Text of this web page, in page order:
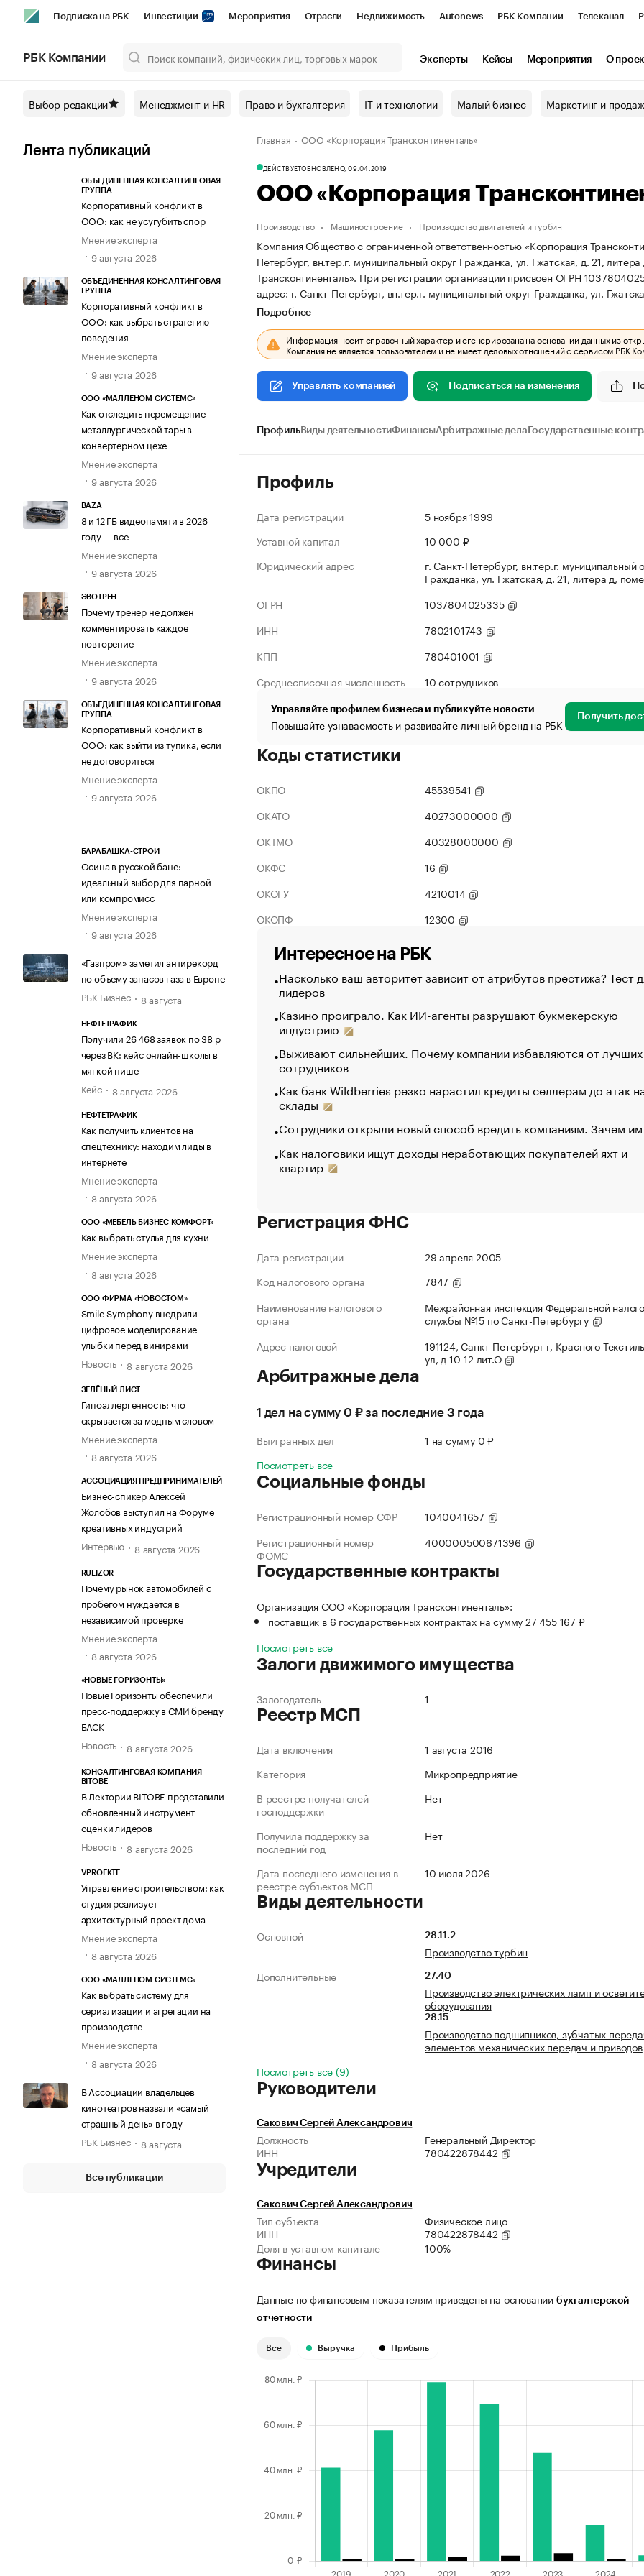
Подписка на РБК Инвестиции Мероприятия Отрасли Недвижимость Autonews РБК Компании Телеканал
Спецпроекты СПб Конференции СПб Спецпроекты Проверка контрагентов
Технологии и медиа Рынок наличной валюты
РБК Компании Эксперты Кейсы Мероприятия О
Выбор редакции Менеджмент и HR Право и бухгалтерия IT и технологии Малый бизнес Маркетинг и
Лента публикаций
ОБЪЕДИНЕННАЯ КОНСАЛТИНГОВАЯ
ГРУППА
Корпоративный конфликт в
ООО: как не усугубить спор
Мнение эксперта
9 августа 2026
ОБЪЕДИНЕННАЯ КОНСАЛТИНГОВАЯ
ГРУППА
Корпоративный конфликт в
ООО: как выбрать стратегию
поведения
Мнение эксперта
9 августа 2026
ООО «МАЛЛЕНОМ СИСТЕМС»
Как отследить перемещение
металлургической тары в
конвертерном цехе
Мнение эксперта
9 августа 2026
BAZA
8 и 12 ГБ видеопамяти в 2026
году — все
Мнение эксперта
9 августа 2026
ЭВОТРЕН
Почему тренер не должен
комментировать каждое
повторение
Мнение эксперта
9 августа 2026
ОБЪЕДИНЕННАЯ КОНСАЛТИНГОВАЯ
ГРУППА
Корпоративный конфликт в
ООО: как выйти из тупика, если
не договориться
Мнение эксперта
9 августа 2026
БАРАБАШКА-СТРОЙ
Осина в русской бане:
идеальный выбор для парной
или компромисс
Мнение эксперта
9 августа 2026
«Газпром» заметил антирекорд
по объему запасов газа в Европе
РБК Бизнес
8 августа
НЕФТЕТРАФИК
Получили 26 468 заявок по 38 р
через ВК: кейс онлайн-школы в
мягкой нише
Кейс
8 августа 2026
НЕФТЕТРАФИК
Как получить клиентов на
спецтехнику: находим лиды в
интернете
Мнение эксперта
8 августа 2026
ООО «МЕБЕЛЬ БИЗНЕС КОМФОРТ»
Как выбрать стулья для кухни
Мнение эксперта
8 августа 2026
ООО ФИРМА «НОВОСТОМ»
Smile Symphony внедрили
цифровое моделирование
улыбки перед винирами
Новость
8 августа 2026
ЗЕЛЁНЫЙ ЛИСТ
Гипоаллергенность: что
скрывается за модным словом
Мнение эксперта
8 августа 2026
АССОЦИАЦИЯ ПРЕДПРИНИМАТЕЛЕЙ
Бизнес-спикер Алексей
Жолобов выступил на Форуме
креативных индустрий
Интервью
8 августа 2026
RULIZOR
Почему рынок автомобилей с
пробегом нуждается в
независимой проверке
Мнение эксперта
8 августа 2026
«НОВЫЕ ГОРИЗОНТЫ»
Новые Горизонты обеспечили
пресс-поддержку в СМИ бренду
БАСК
Новость
8 августа 2026
КОНСАЛТИНГОВАЯ КОМПАНИЯ
BITOBE
В Лектории BITOBE представили
обновленный инструмент
оценки лидеров
Новость
8 августа 2026
VPROEKTE
Управление строительством: как
студия реализует
архитектурный проект дома
Мнение эксперта
8 августа 2026
ООО «МАЛЛЕНОМ СИСТЕМС»
Как выбрать систему для
сериализации и агрегации на
производстве
Мнение эксперта
8 августа 2026
В Ассоциации владельцев
кинотеатров назвали «самый
страшный день» в году
РБК Бизнес
8 августа
Все публикации
Главная ООО «Корпорация Трансконтиненталь»
ДЕЙСТВУЕТОБНОВЛЕНО, 09.04.2019
ООО «Корпорация
Производство Машиностроение Производство двигателей и турбин
Компания Общество с ограниченной ответственностью «Корпорация
Петербург, вн.тер.г. муниципальный округ Гражданка, ул. Гжатская, д. 21,
Трансконтиненталь». При регистрации организации присвоен ОГРН
адрес: г. Санкт-Петербург, вн.тер.г. муниципальный округ Гражданка, ул.
Подробнее
Информация носит справочный характер и сгенерирована на основании данных из
Компания не является пользователем и не имеет деловых отношений с сервисом РБК
Управлять компанией Подписаться на изменения
ПрофильВиды деятельностиФинансыАрбитражные дела Государственные
Профиль
Дата регистрации
5 ноября 1999
Уставной капитал
10 000 ₽
Юридический адрес
г. Санкт-Петербург, вн.тер.г. муниципальный
Гражданка, ул. Гжатская, д. 21, литера д,
ОГРН
1037804025335
ИНН
7802101743
КПП
780401001
Среднесписочная численность
10 сотрудников
Управляйте профилем бизнеса и публикуйте новости
Повышайте узнаваемость и развивайте личный бренд на РБК Получить
Коды статистики
ОКПО
45539541
ОКАТО
40273000000
ОКТМО
40328000000
ОКФС
16
ОКОГУ
4210014
ОКОПФ
12300
Интересное на РБК
Насколько ваш авторитет зависит от атрибутов престижа? Тест
лидеров
Казино проиграло. Как ИИ-агенты разрушают букмекерскую
индустрию
Выживают сильнейших. Почему компании избавляются от лучших
сотрудников
Как банк Wildberries резко нарастил кредиты селлерам до атак
склады
Сотрудники открыли новый способ вредить компаниям. Зачем
Как налоговики ищут доходы неработающих покупателей яхт и
квартир
Регистрация ФНС
Дата регистрации
29 апреля 2005
Код налогового органа
7847
Наименование налогового
органа
Межрайонная инспекция Федеральной
службы №15 по Санкт-Петербургу
Адрес налоговой
191124, Санкт-Петербург г, Красного
ул, д 10-12 лит.О
Арбитражные дела
1 дел на сумму 0 ₽ за последние 3 года
Выигранных дел
1 на сумму 0 ₽
Посмотреть все
Социальные фонды
Регистрационный номер СФР
1040041657
Регистрационный номер
ФОМС
400000500671396
Государственные контракты
Организация ООО «Корпорация Трансконтиненталь»:
поставщик в 6 государственных контрактах на сумму 27 455 167 ₽
Посмотреть все
Залоги движимого имущества
Залогодатель 1
Реестр МСП
Дата включения
1 августа 2016
Категория
Микропредприятие
В реестре получателей
господдержки
Нет
Получила поддержку за
последний год
Нет
Дата последнего изменения в
реестре субъектов МСП
10 июля 2026
Виды деятельности
Основной 28.11.2
Производство турбин
Дополнительные
27.40
Производство электрических ламп и
оборудования
28.15
Производство подшипников, зубчатых
элементов механических передач и приводов
Посмотреть все (9)
Руководители
Сакович Сергей Александрович
Должность
Генеральный Директор
ИНН
780422878442
Учредители
Сакович Сергей Александрович
Тип субъекта
Физическое лицо
ИНН
780422878442
Доля в уставном капитале
100%
Финансы
Данные по финансовым показателям приведены на основании бухгалтерской
отчетности
Все Выручка Прибыль